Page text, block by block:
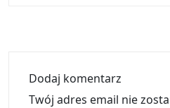
Dodaj komentarz
Twój adres email nie